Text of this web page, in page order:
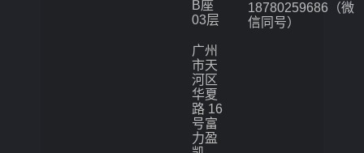
B座
03层
广州
市天
河区
华夏
路 16
号富
力盈
18780259686（微
信同号）